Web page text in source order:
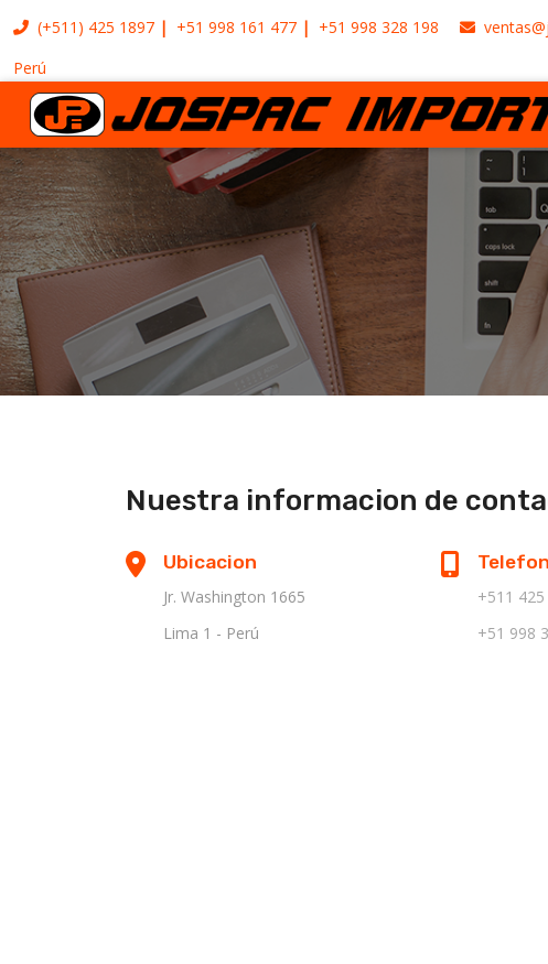
(+511) 425 1897 +51 998 161 477 +51 998 328 198
Perú
Nuestra informacion de
Ubicacion
Jr. Washington 1665
Lima 1 - Perú
+511
+51 998